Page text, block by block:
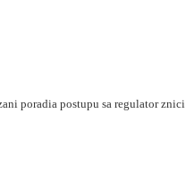
poradia postupu sa regulator znici